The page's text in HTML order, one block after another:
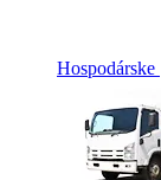
Hospodárske